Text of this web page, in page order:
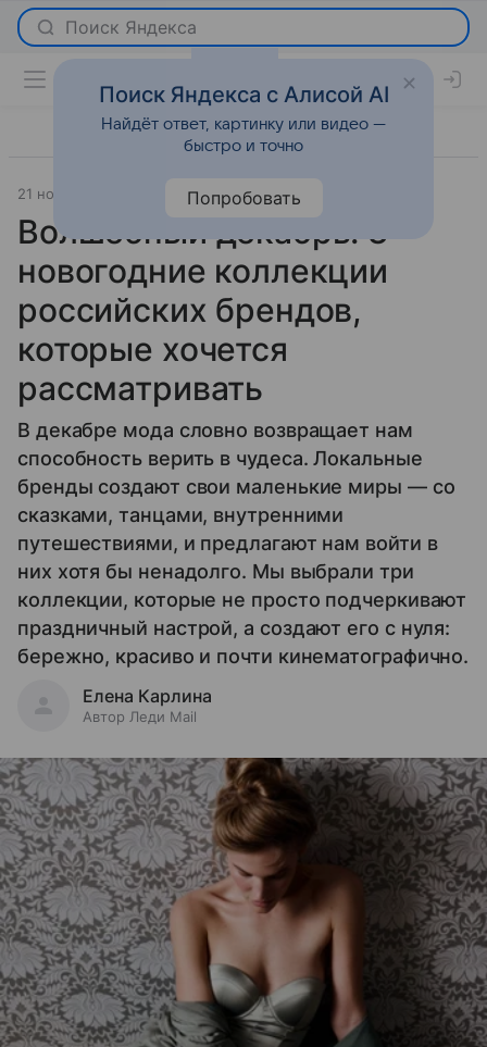
21 ноября 2025 Леди Mail Мода
Волшебный декабрь: 3
новогодние коллекции
российских брендов,
которые хочется
рассматривать
В декабре мода словно возвращает нам
способность верить в чудеса. Локальные
бренды создают свои маленькие миры — со
сказками, танцами, внутренними
путешествиями, и предлагают нам войти в
них хотя бы ненадолго. Мы выбрали три
коллекции, которые не просто подчеркивают
праздничный настрой, а создают его с нуля:
бережно, красиво и почти кинематографично.
Елена Карлина
Автор Леди Mail
Поиск Яндекса с Алисой AI
Найдёт ответ, картинку или видео —
быстро и точно
Попробовать